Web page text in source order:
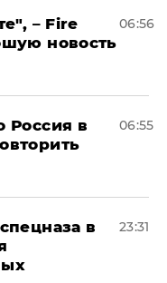
– Fire
новость
06:56
Россия в
06:55
в
23:31